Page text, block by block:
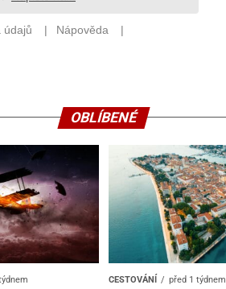
OBLÍBENÉ
CESTOVÁNÍ před 1 týdnem